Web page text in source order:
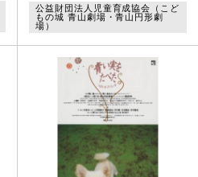
年代から80年代を中心に、紙で現
存するポスターをデジタル化。ポ
スターのセレクションは、1960年
代以降の舞台芸術系のポスターを
収集・保存、これまでも研究や
数々の展覧会に協力する等、演劇
公演のポスターに造詣が深い、ポ
スターハリス・カンパニー社代表
の笹目浩之氏が担当。
公益財団法人児童育成協会（こど
もの城 青山劇場・青山円形劇
場）